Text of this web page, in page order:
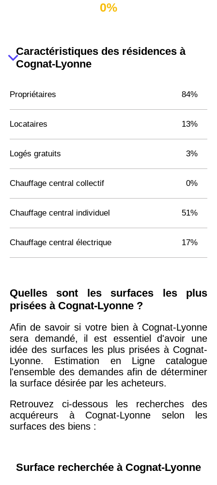
0%
Caractéristiques des résidences à
Cognat-Lyonne
Propriétaires 84%
Locataires 13%
Logés gratuits 3%
Chauffage central collectif 0%
Chauffage central individuel 51%
Chauffage central électrique 17%
Quelles sont les surfaces les plus
prisées à Cognat-Lyonne ?
Afin de savoir si votre bien à Cognat-Lyonne
sera demandé, il est essentiel d'avoir une
idée des surfaces les plus prisées à Cognat-
Lyonne. Estimation en Ligne catalogue
l'ensemble des demandes afin de déterminer
la surface désirée par les acheteurs.
Retrouvez ci-dessous les recherches des
acquéreurs à Cognat-Lyonne selon les
surfaces des biens :
Surface recherchée à Cognat-Lyonne